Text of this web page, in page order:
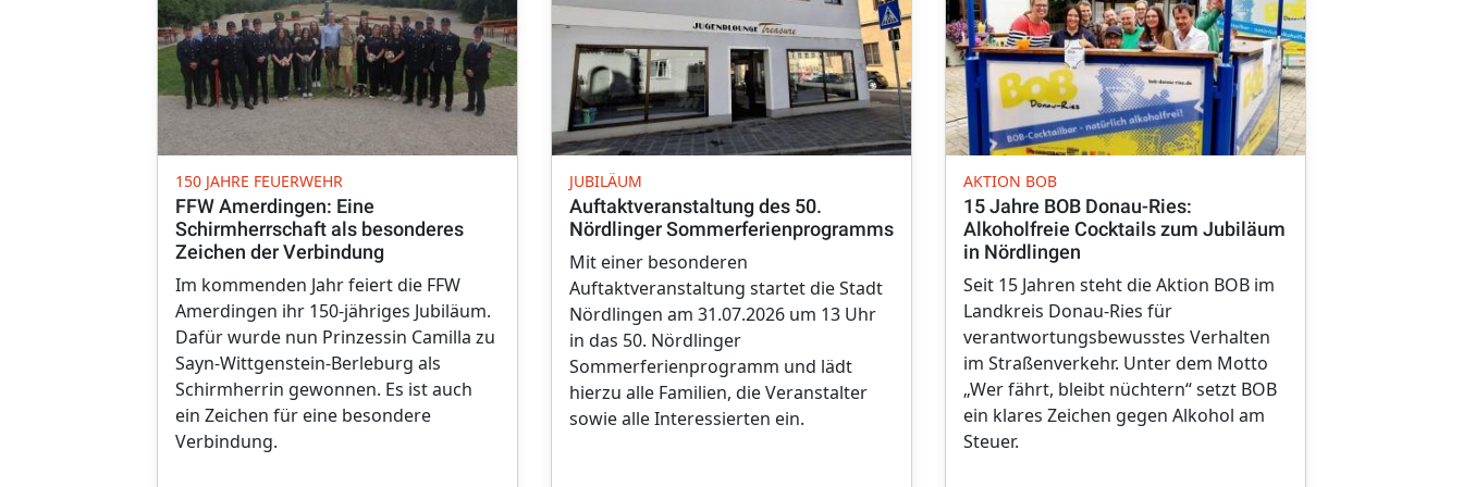
150 JAHRE FEUERWEHR
FFW Amerdingen: Eine
Schirmherrschaft als besonderes
Zeichen der Verbindung
Im kommenden Jahr feiert die FFW
Amerdingen ihr 150-jähriges Jubiläum.
Dafür wurde nun Prinzessin Camilla zu
Sayn-Wittgenstein-Berleburg als
Schirmherrin gewonnen. Es ist auch
ein Zeichen für eine besondere
Verbindung.
JUBILÄUM
Auftaktveranstaltung des 50.
Nördlinger Sommerferienprogramms
Mit einer besonderen
Auftaktveranstaltung startet die Stadt
Nördlingen am 31.07.2026 um 13 Uhr
in das 50. Nördlinger
Sommerferienprogramm und lädt
hierzu alle Familien, die Veranstalter
sowie alle Interessierten ein.
AKTION BOB
15 Jahre BOB Donau-Ries:
Alkoholfreie Cocktails zum Jubiläum
in Nördlingen
Seit 15 Jahren steht die Aktion BOB im
Landkreis Donau-Ries für
verantwortungsbewusstes Verhalten
im Straßenverkehr. Unter dem Motto
„Wer fährt, bleibt nüchtern“ setzt BOB
ein klares Zeichen gegen Alkohol am
Steuer.